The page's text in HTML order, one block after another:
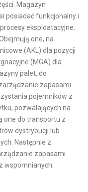
Magazyn
posiadać funkcjonalny i
eksploatacyjne.
one, na
(AKL) dla pozycji
(MGA) dla
palet, do
zapasami
pojemników z
pozwalających na
one do transportu z
dystrybucji lub
Następnie z
zapasami
wspomnianych